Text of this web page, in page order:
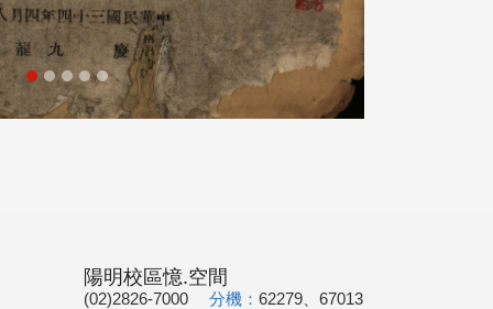
陽明校區憶.空間
(02)2826-7000 分機： 62279、67013